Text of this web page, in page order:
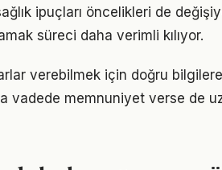
ipuçları öncelikleri de
süreci daha verimli kılıyor.
verebilmek için doğru
vadede memnuniyet verse de